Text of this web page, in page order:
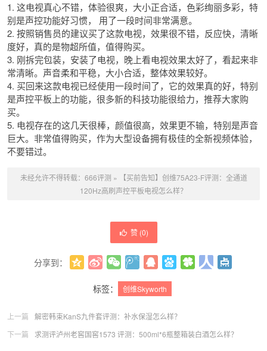
1. 这电视真心不错，体验很爽，大小正合适，色彩绚丽多彩，特
别是声控功能好习惯， 用了一段时间非常满意。
2. 按照销售员的建议买了这款电视，效果很不错，反应快，清晰
度好，真的是物超所值，值得购买。
3. 刚拆完包装，安装了电视，晚上看电视效果太好了，看起来非
常清晰。声音柔和平稳，大小合适，整体效果较好。
4. 买回来这款电视已经使用一段时间了，它的效果真的好，特别
是声控平板上的功能，很多新的科技功能很给力，推荐大家购
买。
5. 电视存在的这几天很棒，颜值很高，效果更不输，特别是声音
巨大。非常值得购买，作为大型设备拥有极佳的全新视频体验，
不要错过。
未经允许不得转载： 666评测 »
【买前告知】创维75A23-F评测：全通道
120Hz高刷声控平板电视怎么样？
赞 (0)
分享到：
标签：
创维Skyworth
上一篇
解密韩束KanS九件套评测：补水保湿怎么样？
下一篇
求测评泸州老窖国窖1573 评测：500ml*6瓶整箱装白酒怎么样？